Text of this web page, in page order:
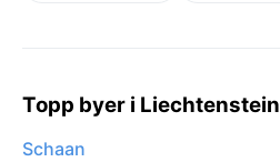
Topp byer i Liechtenstein
Schaan